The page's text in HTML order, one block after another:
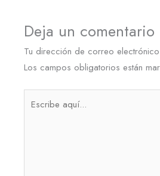
Deja un comentario
Tu dirección de correo
Los campos obligatorios están